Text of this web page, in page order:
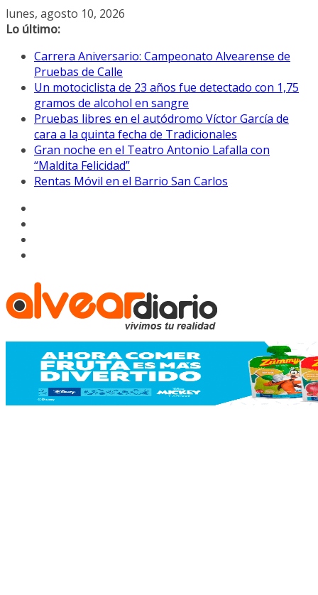
Saltar
al
lunes, agosto 10, 2026
Lo último:
Carrera Aniversario: Campeonato Alvearense de
Pruebas de Calle
Un motociclista de 23 años fue detectado con 1,75
gramos de alcohol en sangre
Pruebas libres en el autódromo Víctor García de
cara a la quinta fecha de Tradicionales
Gran noche en el Teatro Antonio Lafalla con
“Maldita Felicidad”
Rentas Móvil en el Barrio San Carlos